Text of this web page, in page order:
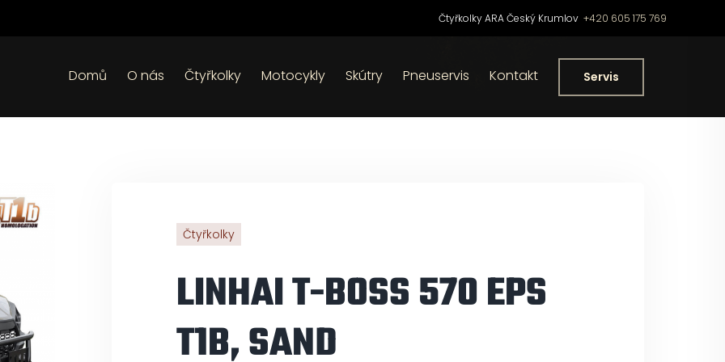
Čtyřkolky ARA Český Krumlov+420 605 175 769
Domů O nás Čtyřkolky Motocykly Skútry Pneuservis Kontakt Servis
Čtyřkolky
LINHAI T-BOSS 570 EPS
T1B, SAND